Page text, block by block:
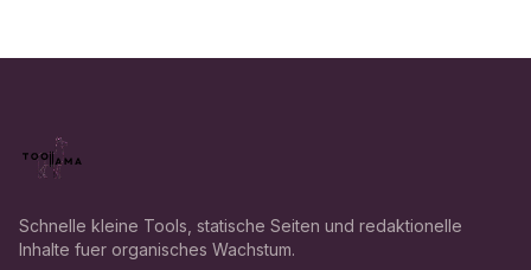
Schnelle kleine Tools, statische Seiten und redaktionelle
Inhalte fuer organisches Wachstum.